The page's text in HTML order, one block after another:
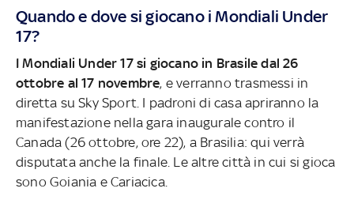
Quando e dove si giocano i Mondiali Under
17?
I Mondiali Under 17 si giocano in Brasile dal 26
ottobre al 17 novembre, e verranno trasmessi in
diretta su Sky Sport. I padroni di casa apriranno la
manifestazione nella gara inaugurale contro il
Canada (26 ottobre, ore 22), a Brasilia: qui verrà
disputata anche la finale. Le altre città in cui si gioca
sono Goiania e Cariacica.